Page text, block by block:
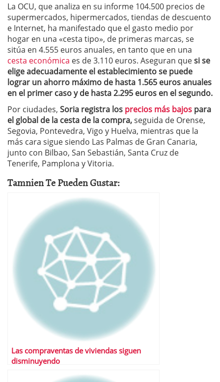
La OCU, que analiza en su informe 104.500 precios de
supermercados, hipermercados, tiendas de descuento
e Internet, ha manifestado que el gasto medio por
hogar en una «cesta tipo», de primeras marcas, se
sitúa en 4.555 euros anuales, en tanto que en una
cesta económica es de 3.110 euros. Aseguran quesi se
elige adecuadamente el establecimiento se puede
lograr un ahorro máximo de hasta 1.565 euros anuales
en el primer caso y de hasta 2.295 euros en el segundo.
Por ciudades, Soria registra los precios más bajos para
el global de la cesta de la compra,seguida de Orense,
Segovia, Pontevedra, Vigo y Huelva, mientras que la
más cara sigue siendo Las Palmas de Gran Canaria,
junto con Bilbao, San Sebastián, Santa Cruz de
Tenerife, Pamplona y Vitoria.
Tamnien Te Pueden Gustar:
Las compraventas de viviendas siguen
disminuyendo